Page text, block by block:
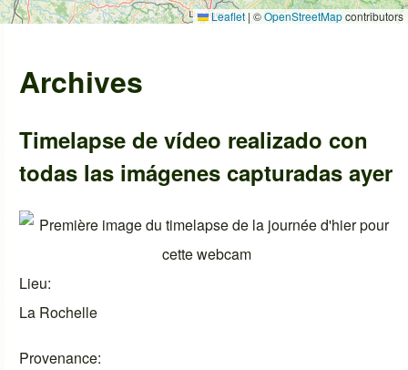
Leaflet | ©OpenStreetMapcontributors
Archives
Timelapse de vídeo realizado con
todas las imágenes capturadas ayer
Lieu
La Rochelle
Provenance